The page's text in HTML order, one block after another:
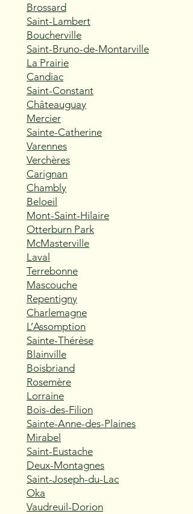
Brossard
Saint-Lambert
Boucherville
Saint-Bruno-de-Montarville
La Prairie
Candiac
Saint-Constant
Châteauguay
Mercier
Sainte-Catherine
Varennes
Verchères
Carignan
Chambly
Beloeil
Mont-Saint-Hilaire
Otterburn Park
McMasterville
Laval
Terrebonne
Mascouche
Repentigny
Charlemagne
L’Assomption
Sainte-Thérèse
Blainville
Boisbriand
Rosemère
Lorraine
Bois-des-Filion
Sainte-Anne-des-Plaines
Mirabel
Saint-Eustache
Deux-Montagnes
Saint-Joseph-du-Lac
Oka
Vaudreuil-Dorion